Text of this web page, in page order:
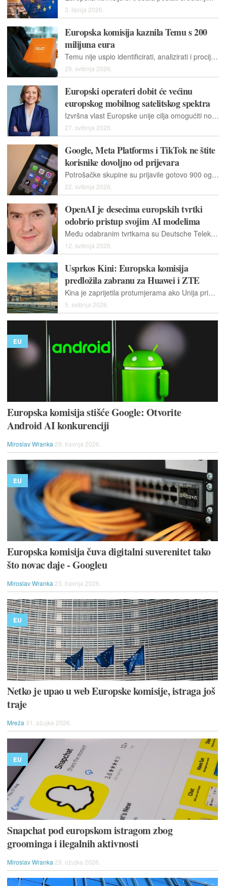
3. lipnja 2026.
Europska komisija kaznila Temu s 200
milijuna eura
Temu nije uspio identificirati, analizirati i procijeniti sistemske rizike ilegalne robe za prodaju na platformi i štetu za europske potrošače. Do kolovoza moraju predložiti akcijski plan.
29. svibnja 2026.
Europski operateri dobit će većinu
europskog mobilnog satelitskog spektra
Izvršna vlast Europske unije cilja omogućiti novim operaterima ulazak na tržište nakon isteka licenci sljedeće godine koje trenutno imaju američke tvrtke Viasat i EchoStar.
27. svibnja 2026.
Google, Meta Platforms i TikTok ne štite
korisnike dovoljno od prijevara
Potrošačke skupine su prijavile gotovo 900 oglasa za koje se sumnja kako krše zakone ⁠Unije između prosinca prošle i ožujka ove godine. Uklonjeno ih je 27 posto.
22. svibnja 2026.
OpenAI je desecima europskih tvrtki
odobrio pristup svojim AI modelima
Među odabranim tvrtkama su Deutsche Telekom, BBVA, Telefonica, Sophos, Scalable Capital... Anthropic nije bio toliko susretljiv.
12. svibnja 2026.
Usprkos Kini: Europska komisija
predložila zabranu za Huawei i ZTE
Kina je zaprijetila protumjerama ako Unija primijeni nova pravila o kibernetičkoj sigurnosti. Službeni Peking smatra kako su predložena pravila diskriminirajuća.
5. svibnja 2026.
EU
Europska komisija stišće Google: Otvorite
Android AI konkurenciji
Miroslav Wranka 29. travnja 2026.
EU
Europska komisija čuva digitalni suverenitet tako
što novac daje - Googleu
Miroslav Wranka 23. travnja 2026.
EU
Netko je upao u web Europske komisije, istraga još
traje
Mreža 31. ožujka 2026.
EU
Snapchat pod europskom istragom zbog
groominga i ilegalnih aktivnosti
Miroslav Wranka 29. ožujka 2026.